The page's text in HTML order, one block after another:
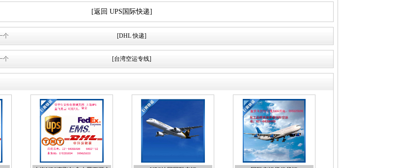
[返回 UPS国际快递]
个 [DHL 快递]
个 [台湾空运专线]